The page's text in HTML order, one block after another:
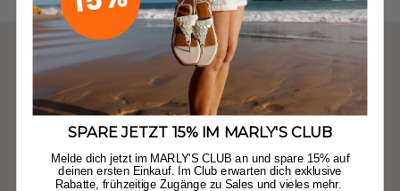
SPARE JETZT 15% IM MARLY'S CLUB
Melde dich jetzt im MARLY'S CLUB an und spare 15% auf
deinen ersten Einkauf. Im Club erwarten dich exklusive
Rabatte, frühzeitige Zugänge zu Sales und vieles mehr.